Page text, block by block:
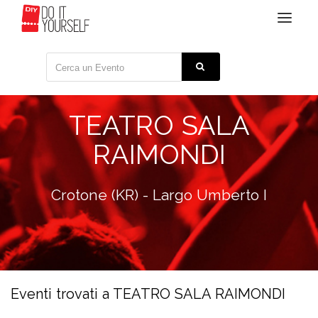
Toggle
TEATRO SALA
RAIMONDI
Crotone (KR) - Largo Umberto I
Eventi trovati a TEATRO SALA RAIMONDI